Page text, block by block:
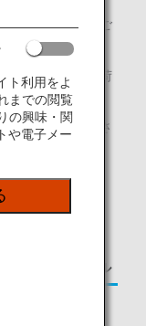
空会社の便名でご
です。
場合、国際線手荷
となります。
ての空港に適用さ
つき必要なマイル
ト利用をよ
までの閲覧
の興味・関
や電子メー